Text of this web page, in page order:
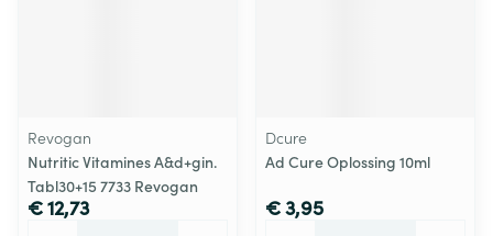
Revogan
Nutritic Vitamines A&d+gin.
Tabl30+15 7733 Revogan
€ 12,73
Dcure
Ad Cure Oplossing 10ml
€ 3,95